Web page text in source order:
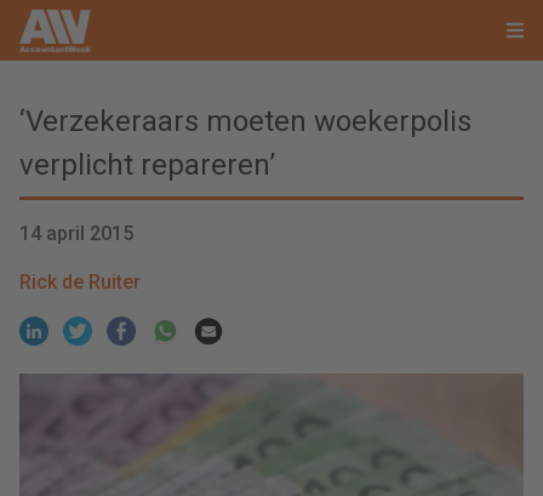
‘Verzekeraars moeten woekerpolis
verplicht repareren’
14 april 2015
Rick de Ruiter